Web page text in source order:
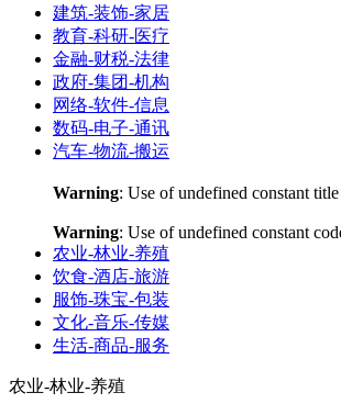
建筑-装饰-家居
教育-科研-医疗
金融-财税-法律
政府-集团-机构
网络-软件-信息
数码-电子-通讯
汽车-物流-搬运
Warning: Use of undefined constant
Warning: Use of undefined constant
农业-林业-养殖
饮食-酒店-旅游
服饰-珠宝-包装
文化-音乐-传媒
生活-商品-服务
农业-林业-养殖